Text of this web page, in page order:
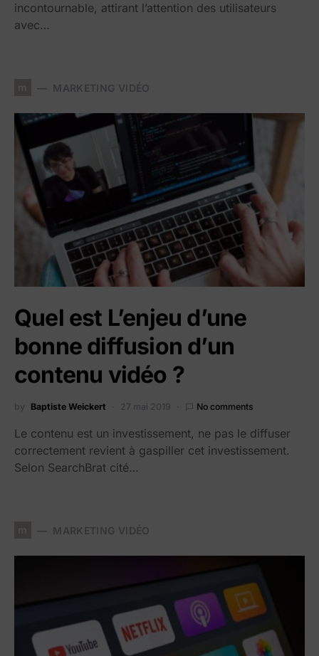
incontournable, attirant l’attention des utilisateurs
avec…
MARKETING VIDÉO
Quel est L’enjeu d’une
bonne diffusion d’un
contenu vidéo ?
by Baptiste Weickert 27 mai 2019 No comments
Le contenu est un investissement, ne pas le diffuser
correctement revient à gaspiller cet investissement.
Selon SearchBrat cité…
MARKETING VIDÉO